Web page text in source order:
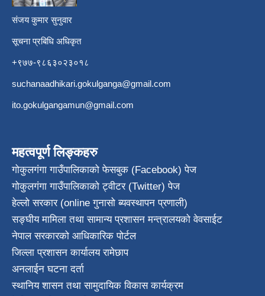
संजय कुमार सुनुवार
सूचना प्रबिधि अधिकृत
+९७७-९८६३०२३०१८
suchanaadhikari.gokulganga@gmail.com
ito.gokulgangamun@gmail.com
महत्वपूर्ण लिङ्कहरु
गोकुलगंगा गाउँपालिकाको फेसबुक (Facebook) पेज
गोकुलगंगा गाउँपालिकाको ट्वीटर (Twitter) पेज
हेल्लो सरकार (online गुनासो ब्यवस्थापन प्रणाली)
सङ्घीय मामिला तथा सामान्य प्रशासन मन्त्रालयको वेवसाईट
नेपाल सरकारको आधिकारिक पोर्टल
जिल्ला प्रशासन कार्यालय रामेछाप
अनलाईन घटना दर्ता
स्थानिय शासन तथा सामुदायिक विकास कार्यक्रम